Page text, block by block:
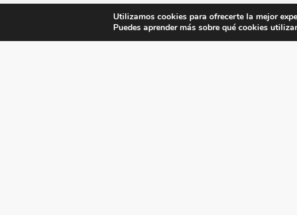
Utilizamos cookies para ofrecerte la mejor
Puedes aprender más sobre qué cookies